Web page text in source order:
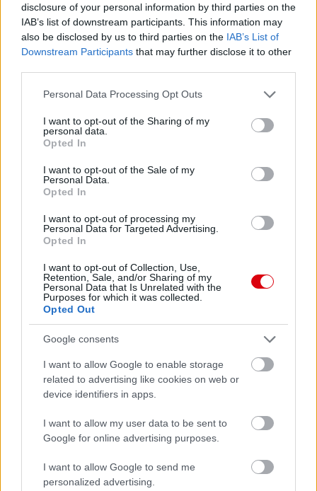
disclosure of your personal information by third parties on the
IAB’s list of downstream participants. This information may
also be disclosed by us to third parties on the IAB’s List of
Downstream Participants that may further disclose it to other
Please note that this website/app uses one or more Google
not limited to your visit or usage behaviour. You may click to
grant or deny consent to Google and its third-party tags to
use your data for below specified purposes in below Google
consent section.
Personal Data Processing Opt Outs
I want to opt-out of the Sharing of my
personal data.
Opted In
I want to opt-out of the Sale of my
Personal Data.
Opted In
I want to opt-out of processing my
Personal Data for Targeted Advertising.
Opted In
I want to opt-out of Collection, Use,
Retention, Sale, and/or Sharing of my
Personal Data that Is Unrelated with the
Purposes for which it was collected.
Opted Out
Google consents
I want to allow Google to enable storage
related to advertising like cookies on web or
device identifiers in apps.
I want to allow my user data to be sent to
Google for online advertising purposes.
I want to allow Google to send me
personalized advertising.
Meccs Center
Paris Saint-Germainvs
Manchester United
Felkészülési szezon 4. mérkőzés
Nya Ullevi, Göteborg
2026-08-08 17:00
0 nap 11 óra 32 perc 14 másodperc
Leeds Unitedvs Manchester United 2026-08-12 20:30
ELŐZŐ MÉRKŐZÉSEK